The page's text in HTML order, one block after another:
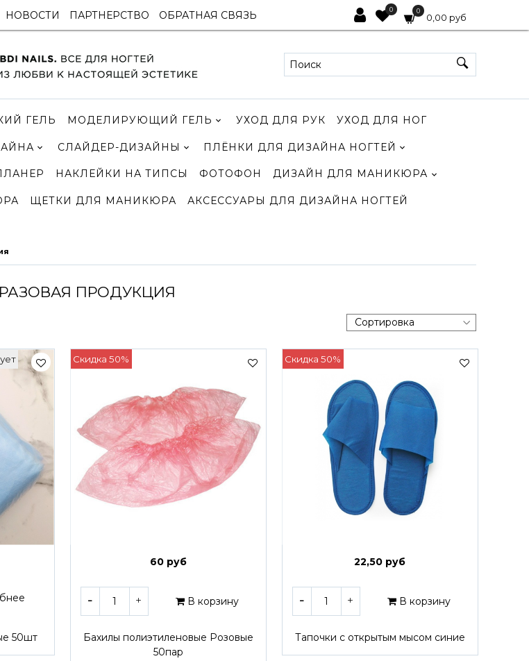
НОВОСТИ ПАРТНЕРСТВО ОБРАТНАЯ СВЯЗЬ 0 0
0,00 руб
ГЕЛЬ МОДЕЛИРУЮЩИЙ ГЕЛЬ УХОД ДЛЯ РУК УХОД ДЛЯ НОГ
СЛАЙДЕР-ДИЗАЙНЫ ПЛЁНКИ ДЛЯ ДИЗАЙНА НОГТЕЙ
НАКЛЕЙКИ НА ТИПСЫ ФОТОФОН ДИЗАЙН ДЛЯ МАНИКЮРА
ЩЕТКИ ДЛЯ МАНИКЮРА АКСЕССУАРЫ ДЛЯ ДИЗАЙНА НОГТЕЙ
ПРОДУКЦИЯ
50шт
Скидка 50%
60 руб
В корзину
Бахилы полиэтиленовые Розовые
50пар
Скидка 50%
22,50 руб
В корзину
Тапочки с открытым мысом синие